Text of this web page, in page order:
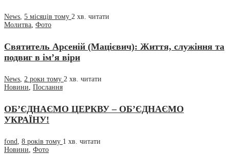
News, 5 місяців тому 2 хв. читати
Молитва, Фото
Святитель Арсеній (Мацієвич): Життя, служіння та
подвиг в ім’я віри
News, 2 роки тому 2 хв. читати
Новини, Послання
ОБ’ЄДНАЄМО ЦЕРКВУ – ОБ’ЄДНАЄМО
УКРАЇНУ!
fond 8 років тому 1 хв. читати
Новини Фото